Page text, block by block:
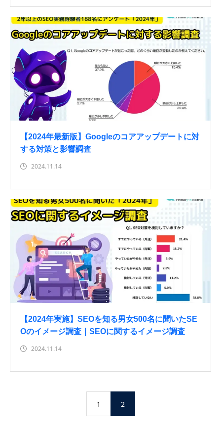
【2024年最新版】Googleのコアアップデートに対
する対策と影響調査
2024.11.14
【2024年実施】SEOを知る男女500名に聞いたSE
Oのイメージ調査｜SEOに関するイメージ調査
2024.11.14
1 2